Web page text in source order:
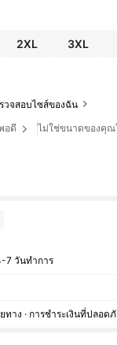
2XL 3XL
วจสอบไซส์ของฉัน
อดี ไม่ใช่ขนาดของคุณ
7 วันทำการ